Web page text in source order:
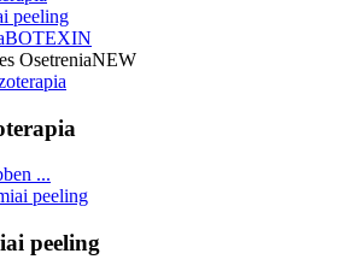
peeling
OsetreniaNEW
...
peeling